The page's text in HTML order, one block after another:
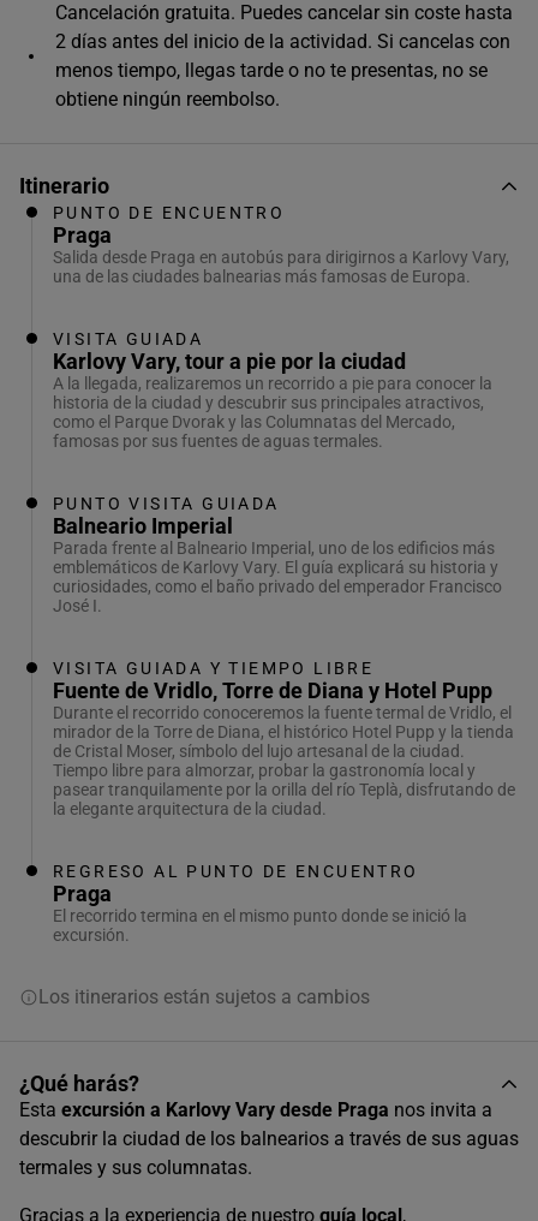
Cancelación gratuita. Puedes cancelar sin coste hasta
2 días antes del inicio de la actividad. Si cancelas con
menos tiempo, llegas tarde o no te presentas, no se
obtiene ningún reembolso.
Itinerario
PUNTO DE ENCUENTRO
Praga
Salida desde Praga en autobús para dirigirnos a Karlovy Vary,
una de las ciudades balnearias más famosas de Europa.
VISITA GUIADA
Karlovy Vary, tour a pie por la ciudad
A la llegada, realizaremos un recorrido a pie para conocer la
historia de la ciudad y descubrir sus principales atractivos,
como el Parque Dvorak y las Columnatas del Mercado,
famosas por sus fuentes de aguas termales.
PUNTO VISITA GUIADA
Balneario Imperial
Parada frente al Balneario Imperial, uno de los edificios más
emblemáticos de Karlovy Vary. El guía explicará su historia y
curiosidades, como el baño privado del emperador Francisco
José I.
VISITA GUIADA Y TIEMPO LIBRE
Fuente de Vridlo, Torre de Diana y Hotel Pupp
Durante el recorrido conoceremos la fuente termal de Vridlo, el
mirador de la Torre de Diana, el histórico Hotel Pupp y la tienda
de Cristal Moser, símbolo del lujo artesanal de la ciudad.
Tiempo libre para almorzar, probar la gastronomía local y
pasear tranquilamente por la orilla del río Teplà, disfrutando de
la elegante arquitectura de la ciudad.
REGRESO AL PUNTO DE ENCUENTRO
Praga
El recorrido termina en el mismo punto donde se inició la
excursión.
Los itinerarios están sujetos a cambios
¿Qué harás?
Esta excursión a Karlovy Vary desde Praga nos invita a
descubrir la ciudad de los balnearios a través de sus aguas
termales y sus columnatas.
Gracias a la experiencia de nuestro guía local,